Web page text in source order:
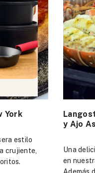
York
estilo
crujiente,
y Ajo
Una
en